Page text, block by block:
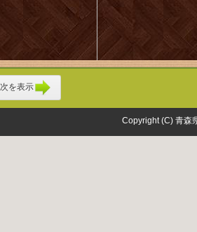
次を表示
Copyright (C) 青森